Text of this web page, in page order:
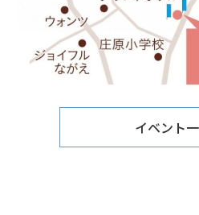
イベント